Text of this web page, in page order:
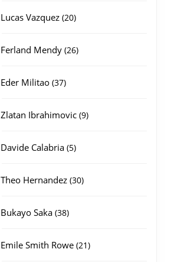
Lucas Vazquez 2020
Ferland Mendy 2626
Eder Militao 3737
Zlatan Ibrahimovic 99
Davide Calabria 55
Theo Hernandez 3030
Bukayo Saka 3838
Emile Smith Rowe 2121